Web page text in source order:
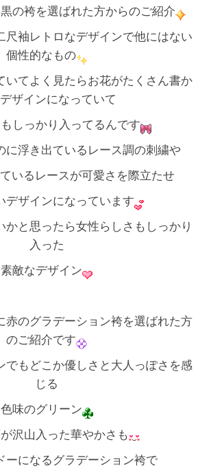
の袴を選ばれた方からのご紹介
尺袖レトロなデザインで他にはない
個性的なもの
いてよく見たらお花がたくさん書か
ザインになっていて
しっかり入ってるんです
に浮き出ているレース調の刺繍や
いるレースが可愛さを際立たせ
デザインになっています
かと思ったら女性らしさもしっかり
入った
素敵なデザイン
赤のグラデーション袴を選ばれた方
のご紹介です
でもどこか優しさと大人っぽさを感
じる
色味のグリーン
沢山入った華やかさも
ーになるグラデーション袴で